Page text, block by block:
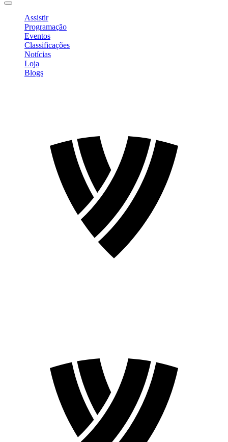
Assistir
Programação
Eventos
Classificações
Notícias
Loja
Blogs